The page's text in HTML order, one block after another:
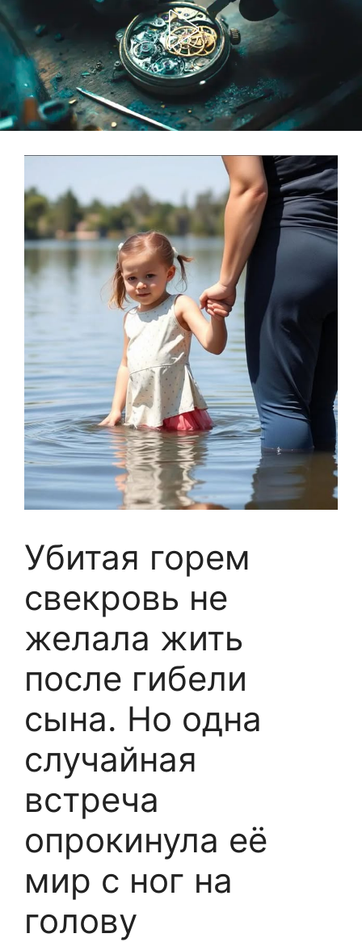
Убитая горем
свекровь не
желала жить
после гибели
сына. Но одна
случайная
встреча
опрокинула её
мир с ног на
голову